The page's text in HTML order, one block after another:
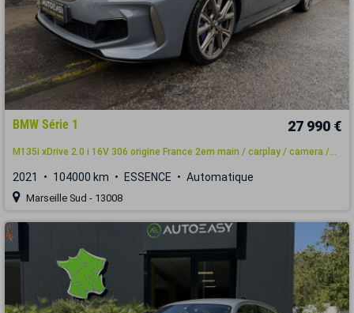
BMW Série 1 27 990 €
M135i xDrive 2.0 i 16V 306 origine France 2em main / carplay / camera /...
2021 104000 km ESSENCE Automatique
Marseille Sud - 13008